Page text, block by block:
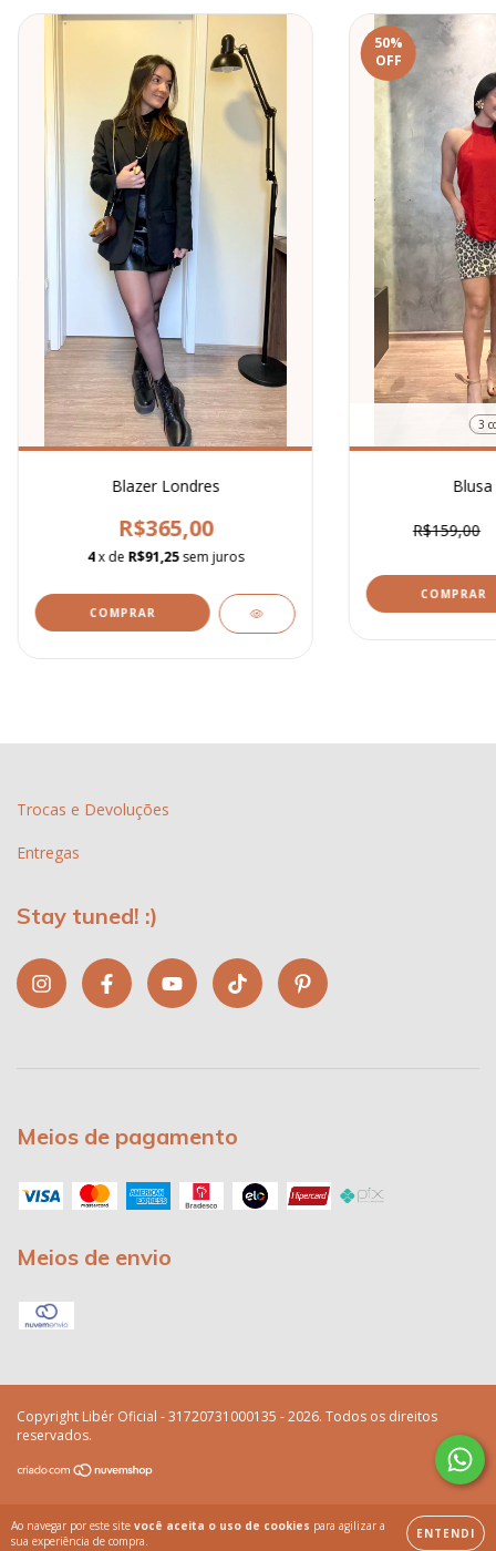
Ao navegar por este site você aceita o uso de cookies para agilizar a
sua experiência de compra.
ENTENDI
Blazer Londres
R$365,00
4x de R$91,25 sem juros
COMPRAR
50%
OFF
3
R$159,00
COMPRAR
Trocas e Devoluções
Entregas
Stay tuned! :)
Meios de pagamento
Meios de envio
Copyright Libér Oficial - 31720731000135 - 2026. Todos os direitos
reservados.